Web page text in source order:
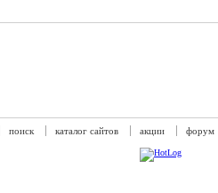
поиск каталог сайтов акции форум